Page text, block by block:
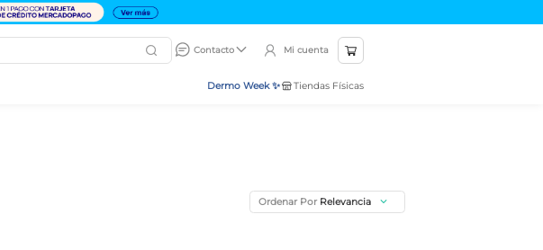
Contacto
Mi cuenta
Dermo Week ✨ Tiendas Físicas
Ordenar Por Relevancia